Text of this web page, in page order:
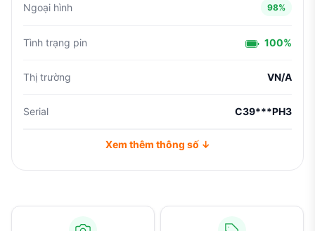
Ngoại hình 98%
Tình trạng pin 100%
Thị trường VN/A
Serial C39***PH3
Xem thêm thông số ↓